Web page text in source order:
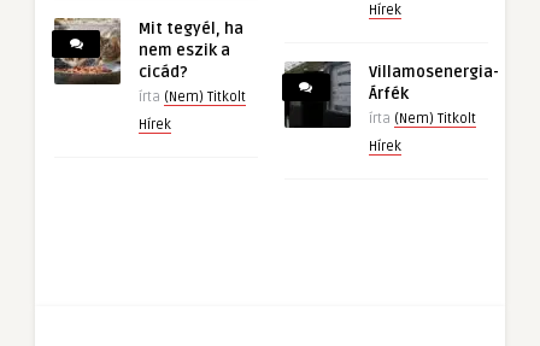
Mit tegyél, ha
nem eszik a
cicád?
írta (Nem) Titkolt
Hírek
Hírek
Villamosenergia-
Árfék
írta (Nem) Titkolt
Hírek